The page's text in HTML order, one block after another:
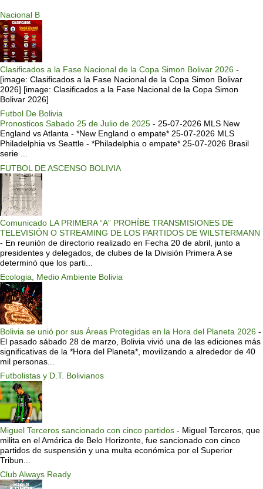
Nacional B
Clasificados a la Fase Nacional de la Copa Simon Bolivar 2026 -
[image: Clasificados a la Fase Nacional de la Copa Simon Bolivar
2026] [image: Clasificados a la Fase Nacional de la Copa Simon
Bolivar 2026]
Futbol De Bolivia
Pronosticos Sabado 25 de Julio de 2025 - 25-07-2026 MLS New
England vs Atlanta - *New England o empate* 25-07-2026 MLS
Philadelphia vs Seattle - *Philadelphia o empate* 25-07-2026 Brasil
serie ...
FUTBOL DE ASCENSO BOLIVIA
Comunicado LA PRIMERA “A” PROHÍBE TRANSMISIONES DE
TELEVISIÓN O STREAMING DE LOS PARTIDOS DE WILSTERMANN
- En reunión de directorio realizado en Fecha 20 de abril, junto a
presidentes y delegados, de clubes de la División Primera A se
determinó que los parti...
Ecologia, Medio Ambiente Bolivia
Bolivia se unió por sus Áreas Protegidas en la Hora del Planeta 2026 -
El pasado sábado 28 de marzo, Bolivia vivió una de las ediciones más
significativas de la *Hora del Planeta*, movilizando a alrededor de 40
mil personas...
Futbolistas y D.T. Bolivianos
Miguel Terceros sancionado con cinco partidos - Miguel Terceros, que
milita en el América de Belo Horizonte, fue sancionado con cinco
partidos de suspensión y una multa económica por el Superior
Tribun...
Club Always Ready